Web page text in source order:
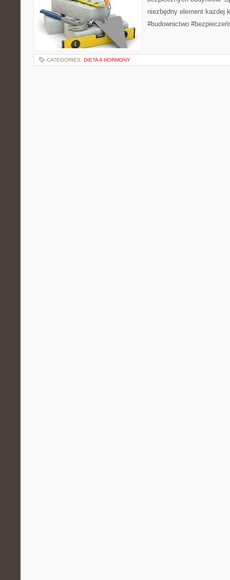
niezbędny element każdej
#budownictwo
CATEGORIES: DIETA A HORMONY